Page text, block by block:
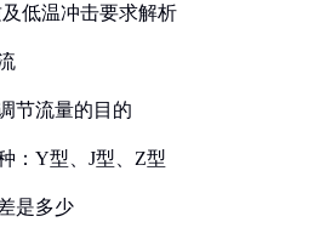
低温冲击要求解析
节流量的目的
：Y型、J型、Z型
是多少